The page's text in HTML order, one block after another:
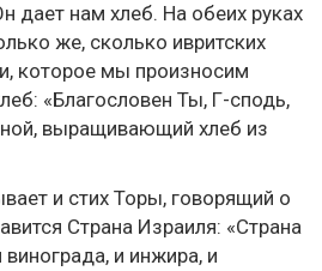
дает нам хлеб. На обеих руках
же, сколько ивритских
которое мы произносим
«Благословен Ты, Г-сподь,
выращивающий хлеб из
и стих Торы, говорящий о
Страна Израиля: «Страна
винограда, и инжира, и